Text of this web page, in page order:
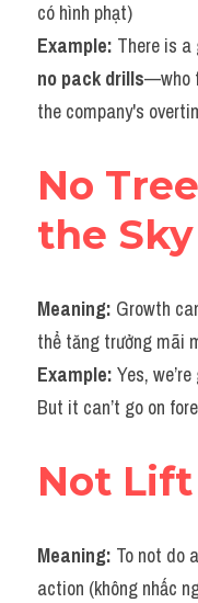
có hình phạt)
Example: There is
no pack drills—who
the company's
No
the Sky
Meaning: Growth
thể tăng trưởng mãi
Example: Yes,
But it can’t go on
Not
Meaning: To not do
action (không nhấc